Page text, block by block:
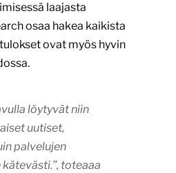
laajasta
osaa hakea kaikista
ovat myös hyvin
löytyvät niin
uutiset,
palvelujen
toteaaa